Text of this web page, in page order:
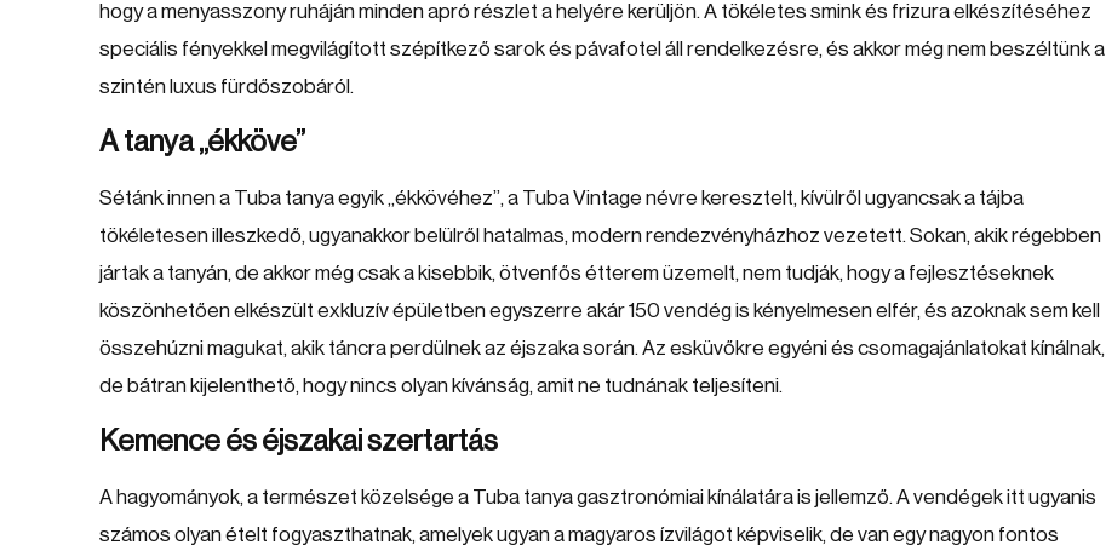
hogy a menyasszony ruháján minden apró részlet a helyére kerüljön. A tökéletes smink és frizura elkészítéséhez
speciális fényekkel megvilágított szépítkező sarok és pávafotel áll rendelkezésre, és akkor még nem beszéltünk a
szintén luxus fürdőszobáról.
A tanya „ékköve”
Sétánk innen a Tuba tanya egyik „ékkövéhez”, a Tuba Vintage névre keresztelt, kívülről ugyancsak a tájba
tökéletesen illeszkedő, ugyanakkor belülről hatalmas, modern rendezvényházhoz vezetett. Sokan, akik régebben
jártak a tanyán, de akkor még csak a kisebbik, ötvenfős étterem üzemelt, nem tudják, hogy a fejlesztéseknek
köszönhetően elkészült exkluzív épületben egyszerre akár 150 vendég is kényelmesen elfér, és azoknak sem kell
összehúzni magukat, akik táncra perdülnek az éjszaka során. Az esküvőkre egyéni és csomagajánlatokat kínálnak,
de bátran kijelenthető, hogy nincs olyan kívánság, amit ne tudnának teljesíteni.
Kemence és éjszakai szertartás
A hagyományok, a természet közelsége a Tuba tanya gasztronómiai kínálatára is jellemző. A vendégek itt ugyanis
számos olyan ételt fogyaszthatnak, amelyek ugyan a magyaros ízvilágot képviselik, de van egy nagyon fontos